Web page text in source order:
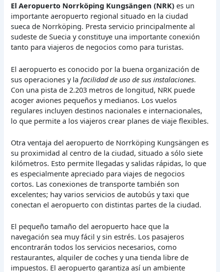
El Aeropuerto Norrköping Kungsängen (NRK) es un
importante aeropuerto regional situado en la ciudad
sueca de Norrköping. Presta servicio principalmente al
sudeste de Suecia y constituye una importante conexión
tanto para viajeros de negocios como para turistas.
El aeropuerto es conocido por la buena organización de
sus operaciones y lafacilidad de uso de sus instalaciones.
Con una pista de 2.203 metros de longitud, NRK puede
acoger aviones pequeños y medianos. Los vuelos
regulares incluyen destinos nacionales e internacionales,
lo que permite a los viajeros crear planes de viaje flexibles.
Otra ventaja del aeropuerto de Norrköping Kungsängen es
su proximidad al centro de la ciudad, situado a sólo siete
kilómetros. Esto permite llegadas y salidas rápidas, lo que
es especialmente apreciado para viajes de negocios
cortos. Las conexiones de transporte también son
excelentes; hay varios servicios de autobús y taxi que
conectan el aeropuerto con distintas partes de la ciudad.
El pequeño tamaño del aeropuerto hace que la
navegación sea muy fácil y sin estrés. Los pasajeros
encontrarán todos los servicios necesarios, como
restaurantes, alquiler de coches y una tienda libre de
impuestos. El aeropuerto garantiza así un ambiente